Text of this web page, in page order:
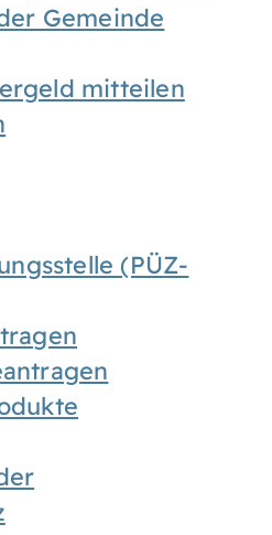
Gemeinde
mitteilen
(PÜZ-